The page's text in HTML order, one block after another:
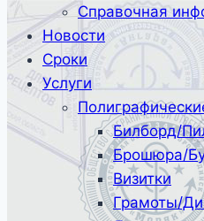
Справочная
Новости
Сроки
Услуги
Билборд/
Брошюра/
Визитки
Грамоты/